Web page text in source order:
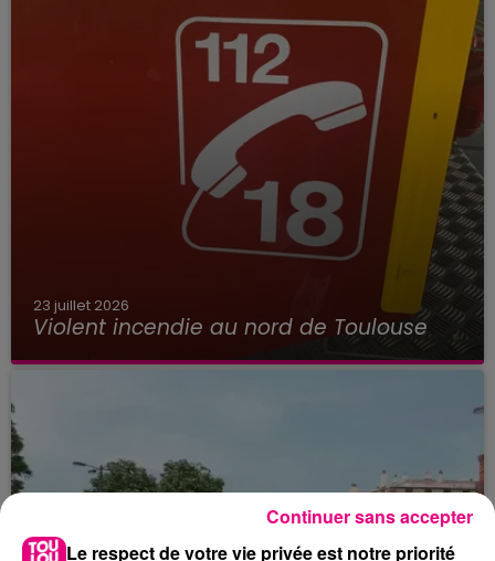
23 juillet 2026
Violent incendie au nord de Toulouse
Le respect de votre vie privée est notre priorité
Continuer sans accepter